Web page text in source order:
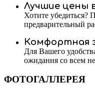
Лучшие цены
Хотите убедиться?
предварительный
Комфортная
Для Вашего
ожидания со всем
ФОТОГАЛЛЕРЕЯ